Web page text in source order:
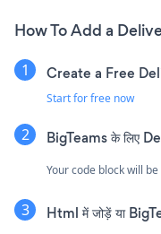
How To Add a
Create a Free
Start for free now
BigTeams के लिए
Your code block will
Html में जोड़ें या